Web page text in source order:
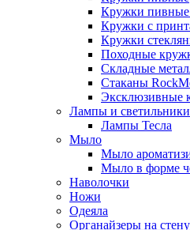
Кружки пивные
Кружки с
Кружки
Походные
Складные
Стаканы
Эксклюзивные
Лампы и светильники
Лампы Тесла
Мыло
Мыло
Мыло в форме
Наволочки
Ножи
Одеяла
Органайзеры на стену